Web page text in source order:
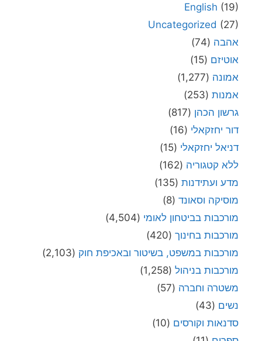
English (19)
Uncategorized (27)
אהבה (74)
אוטיזם (15)
אמונה (1,277)
אמנות (253)
גרשון הכהן (817)
דור יחזקאלי (16)
דניאל יחזקאלי (15)
ללא קטגוריה (162)
מדע ועתידנות (135)
מוסיקה וסאונד (8)
מורכבות בביטחון לאומי (4,504)
מורכבות בחינוך (420)
מורכבות במשפט, בשיטור ובאכיפת חוק (2,103)
מורכבות בניהול (1,258)
משטרה וחברה (57)
נשים (43)
סדנאות וקורסים (10)